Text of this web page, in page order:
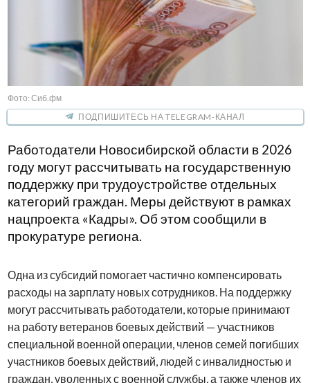
Фото: Сиб.фм
ПОДПИШИТЕСЬ НА TELEGRAM-КАНАЛ
Работодатели Новосибирской области в 2026
году могут рассчитывать на государственную
поддержку при трудоустройстве отдельных
категорий граждан. Меры действуют в рамках
нацпроекта «Кадры». Об этом сообщили в
прокуратуре региона.
Одна из субсидий помогает частично компенсировать
расходы на зарплату новых сотрудников. На поддержку
могут рассчитывать работодатели, которые принимают
на работу ветеранов боевых действий — участников
специальной военной операции, членов семей погибших
участников боевых действий, людей с инвалидностью и
граждан, уволенных с военной службы, а также членов их